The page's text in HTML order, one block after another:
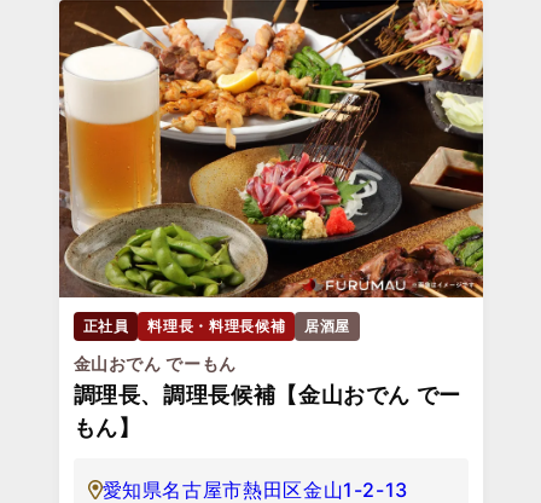
正社員 料理長・料理長候補 居酒屋
金山おでん でーもん
調理長、調理長候補【金山おでん でー
もん】
愛知県名古屋市熱田区金山1-2-13